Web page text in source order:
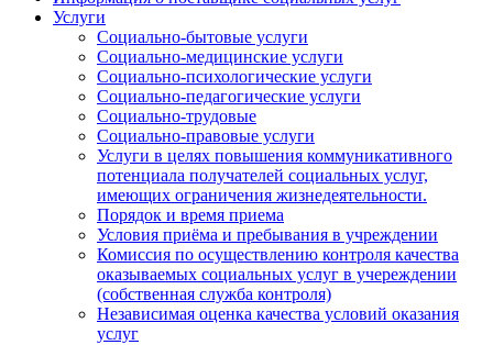
Услуги
Социально-бытовые услуги
Социально-медицинские услуги
Социально-психологические услуги
Социально-педагогические услуги
Социально-трудовые
Социально-правовые услуги
Услуги в целях повышения коммуникативного
потенциала получателей социальных услуг,
имеющих ограничения жизнедеятельности.
Порядок и время приема
Условия приёма и пребывания в учреждении
Комиссия по осуществлению контроля качества
оказываемых социальных услуг в учереждении
(собственная служба контроля)
Независимая оценка качества условий оказания
услуг